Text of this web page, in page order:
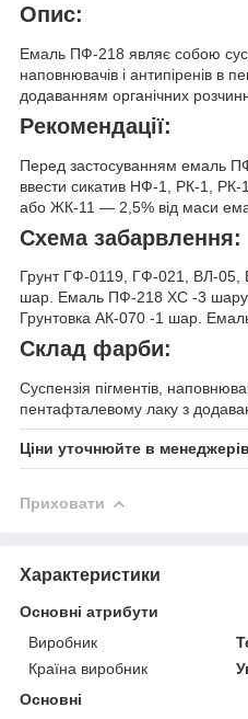
Опис:
Емаль ПФ-218 являє собою
наповнювачів і антипіренів в
додаванням органічних
Рекомендації:
Перед застосуванням емаль
ввести сикатив НФ-1, РК-1, РК-
або ЖК-11 — 2,5% від маси
Схема забарвлення:
Грунт ГФ-0119, ГФ-021, ВЛ-
шар. Емаль ПФ-218 ХС -3
Грунтовка АК-070 -1 шар.
Склад фарби:
Суспензія пігментів,
пентафталевому лаку з
Ціни уточнюйте в
Приховати
Характеристики
Основні атрибути
Виробник
Країна виробник
Основні